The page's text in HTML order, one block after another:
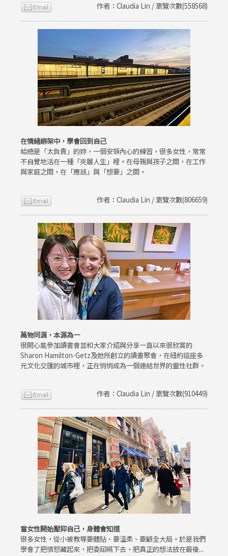
作者：Claudia Lin / 瀏覽次數(558568)
在情緒綁架中，學會回到自己
給總是「太負責」的妳，一個安頓內心的練習，很多女性，常常
不自覺地活在一種「夾層人生」裡。在母親與孩子之間，在工作
與家庭之間，在「應該」與「想要」之間。
作者：Claudia Lin / 瀏覽次數(806659)
萬物同源，本源為一
很開心能參加讀書會並和大家介紹與分享一直以來很欣賞的
Sharon Hamilton-Getz及她所創立的讀書聚會，在紐約這座多
元文化交匯的城市裡，正在悄悄成為一個連結世界的靈性社群。
作者：Claudia Lin / 瀏覽次數(910449)
當女性開始壓抑自己，身體會知道
很多女性，從小被教導要體貼、要溫柔、要顧全大局。於是我們
學會了把憤怒藏起來，把委屈嚥下去，把真正的想法放在最後...